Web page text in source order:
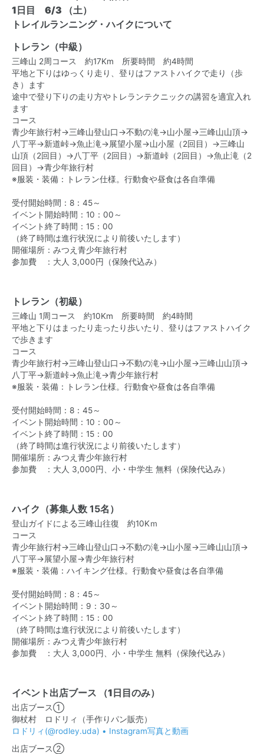
1日目 6/3 （土）
トレイルランニング・ハイクについて
トレラン（中級）
三峰山 2周コース 約17Km 所要時間 約4時間
平地と下りはゆっくり走り、登りはファストハイクで走り（歩
き）ます
途中で登り下りの走り方やトレランテクニックの講習を適宜入れ
ます
コース
青少年旅行村→三峰山登山口→不動の滝→山小屋→三峰山山頂→
八丁平→新道峠→魚止滝→展望小屋→山小屋（2回目）→三峰山
山頂（2回目）→八丁平（2回目）→新道峠（2回目）→魚止滝（2
回目）→青少年旅行村
※服装・装備：トレラン仕様。行動食や昼食は各自準備
受付開始時間：8：45～
イベント開始時間：10：00～
イベント終了時間：15：00
（終了時間は進行状況により前後いたします）
開催場所：みつえ青少年旅行村
参加費 ：大人 3,000円（保険代込み）
トレラン（初級）
三峰山 1周コース 約10Km 所要時間 約4時間
平地と下りはまったり走ったり歩いたり、登りはファストハイク
で歩きます
コース
青少年旅行村→三峰山登山口→不動の滝→山小屋→三峰山山頂→
八丁平→新道峠→魚止滝→青少年旅行村
※服装・装備：トレラン仕様。行動食や昼食は各自準備
受付開始時間：8：45～
イベント開始時間：10：00～
イベント終了時間：15：00
（終了時間は進行状況により前後いたします）
開催場所：みつえ青少年旅行村
参加費 ：大人 3,000円、小・中学生 無料（保険代込み）
ハイク（募集人数 15名）
登山ガイドによる三峰山往復 約10Kｍ
コース
青少年旅行村→三峰山登山口→不動の滝→山小屋→三峰山山頂→
八丁平→展望小屋→青少年旅行村
※服装・装備：ハイキング仕様。行動食や昼食は各自準備
受付開始時間：8：45～
イベント開始時間：9：30～
イベント終了時間：15：00
（終了時間は進行状況により前後いたします）
開催場所：みつえ青少年旅行村
参加費 ：大人 3,000円、小・中学生 無料（保険代込み）
イベント出店ブース （1日目のみ）
出店ブース①
御杖村 ロドリィ（手作りパン販売）
ロドリィ(@rodley.uda) • Instagram写真と動画
出店ブース②